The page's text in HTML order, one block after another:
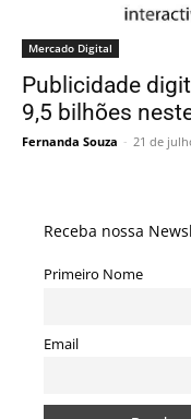
Mercado Digital
Publicidade
9,5 bilhões
Fernanda Souza - 21 de
Receba nossa
Primeiro Nome
Email